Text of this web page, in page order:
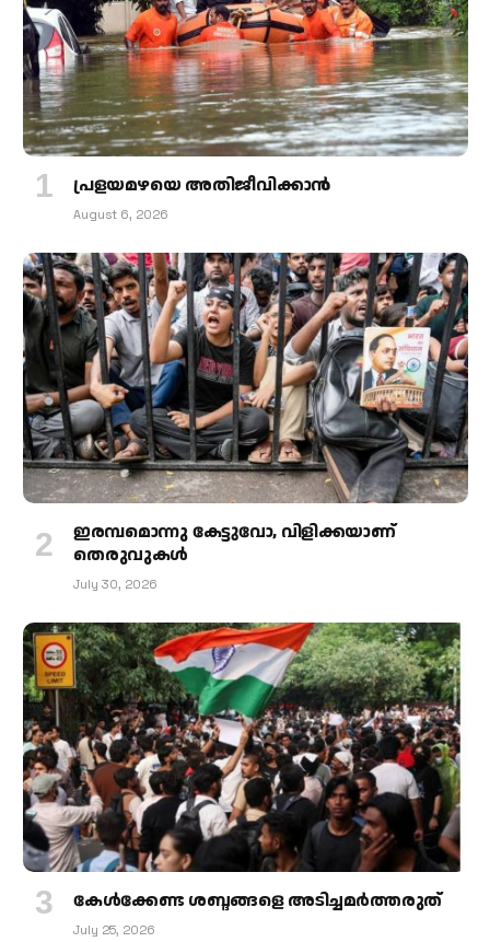
പ്രളയമഴയെ അതിജീവിക്കാന്‍
August 6, 2026
ഇരമ്പമൊന്നു കേട്ടുവോ, വിളിക്കയാണ്
തെരുവുകള്‍
July 30, 2026
കേള്‍ക്കേണ്ട ശബ്ദങ്ങളെ അടിച്ചമര്‍ത്തരുത്
July 25, 2026